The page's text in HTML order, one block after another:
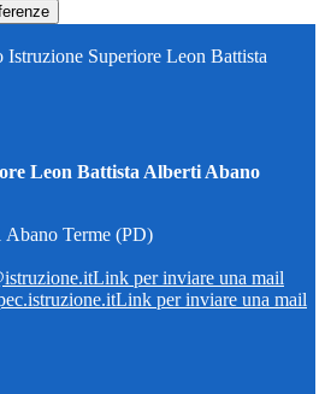
Istruzione Superiore Leon Battista
Leon Battista Alberti Abano
Terme (PD)
Link per inviare una mail
Link per inviare una mail